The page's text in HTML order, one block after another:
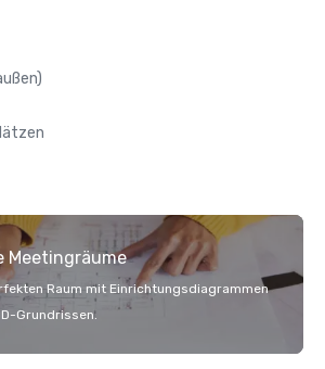
Meetingräume
Raum mit Einrichtungsdiagrammen
Grundrissen.